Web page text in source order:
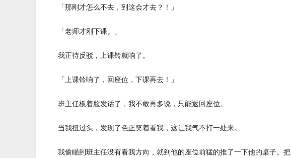
「那刚才怎么不去，到这会才去？！」
「老师才刚下课。」
我正待反驳，上课铃就响了。
「上课铃响了，回座位，下课再去！」
班主任板着脸发话了，我不敢再多说，只能返回座位。
当我扭过头，发现了色正笑着看我，这让我气不打一处来。
我偷瞄到班主任没有看我方向，就到他的座位前猛的推了一下他的桌子。把